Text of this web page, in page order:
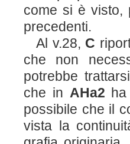
come si è visto,
precedenti.
Al v.28, C
che non
potrebbe
che in AHa2
possibile che il
vista la